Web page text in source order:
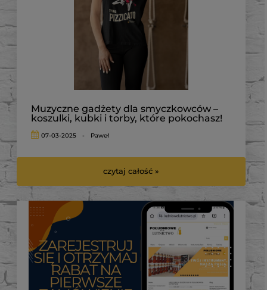
Muzyczne gadżety dla smyczkowców –
koszulki, kubki i torby, które pokochasz!
07-03-2025 - Paweł
czytaj całość »